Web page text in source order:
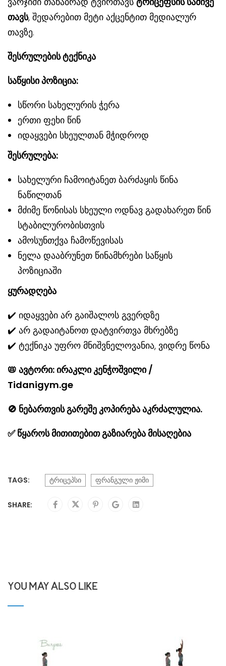
თავს, შედარებით მეტი აქცენტით მედიალურ
თავზე.
შესრულების ტექნიკა
საწყისი პოზიცია:
სწორი სახელურის ჭერა
ერთი ფეხი წინ
იდაყვები სხეულთან მჭიდროდ
შესრულება:
სახელური ჩამოიტანეთ ბარძაყის წინა
ნაწილთან
მძიმე წონისას სხეული ოდნავ გადახარეთ წინ
სტაბილურობისთვის
ამოსუნთქვა ჩამოწევისას
ნელა დააბრუნეთ წინამხრები საწყის
პოზიციაში
ყურადღება
✔️ იდაყვები არ გაიშალოს გვერდზე
✔️ არ გადაიტანოთ დატვირთვა მხრებზე
✔️ ტექნიკა უფრო მნიშვნელოვანია, ვიდრე წონა
📛 ავტორი: ირაკლი კენჭოშვილი /
Tidanigym.ge
🚫 ნებართვის გარეშე კოპირება აკრძალულია.
✅წყაროს მითითებით გაზიარება მისაღებია
TAGS: ტრიცეპსი ფრანგული ჟიმი
SHARE:
YOU MAY ALSO LIKE